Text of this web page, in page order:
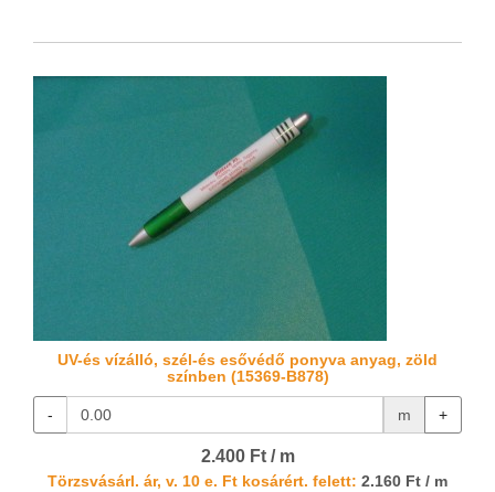
UV-és vízálló, szél-és esővédő ponyva anyag, zöld
színben (15369-B878)
- m +
2.400 Ft / m
Törzsvásárl. ár, v. 10 e. Ft kosárért. felett: 2.160 Ft / m